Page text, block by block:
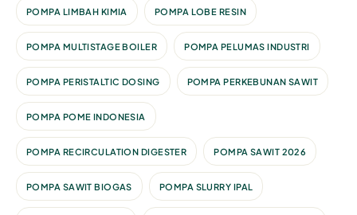
POMPA LIMBAH KIMIA POMPA LOBE RESIN
POMPA MULTISTAGE BOILER POMPA PELUMAS INDUSTRI
POMPA PERISTALTIC DOSING POMPA PERKEBUNAN SAWIT
POMPA POME INDONESIA
POMPA RECIRCULATION DIGESTER POMPA SAWIT 2026
POMPA SAWIT BIOGAS POMPA SLURRY IPAL